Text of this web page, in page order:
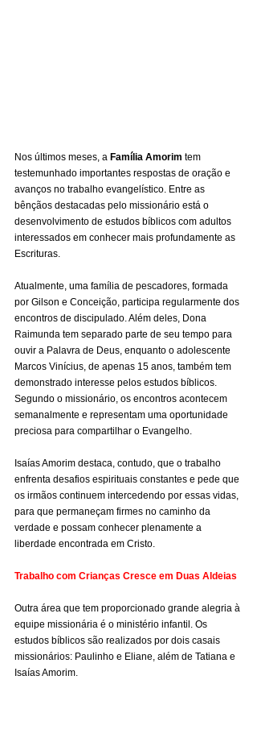
Nos últimos meses, a Família Amorim tem
testemunhado importantes respostas de oração e
avanços no trabalho evangelístico. Entre as
bênçãos destacadas pelo missionário está o
desenvolvimento de estudos bíblicos com adultos
interessados em conhecer mais profundamente as
Escrituras.
Atualmente, uma família de pescadores, formada
por Gilson e Conceição, participa regularmente dos
encontros de discipulado. Além deles, Dona
Raimunda tem separado parte de seu tempo para
ouvir a Palavra de Deus, enquanto o adolescente
Marcos Vinícius, de apenas 15 anos, também tem
demonstrado interesse pelos estudos bíblicos.
Segundo o missionário, os encontros acontecem
semanalmente e representam uma oportunidade
preciosa para compartilhar o Evangelho.
Isaías Amorim destaca, contudo, que o trabalho
enfrenta desafios espirituais constantes e pede que
os irmãos continuem intercedendo por essas vidas,
para que permaneçam firmes no caminho da
verdade e possam conhecer plenamente a
liberdade encontrada em Cristo.
Trabalho com Crianças Cresce em Duas Aldeias
Outra área que tem proporcionado grande alegria à
equipe missionária é o ministério infantil. Os
estudos bíblicos são realizados por dois casais
missionários: Paulinho e Eliane, além de Tatiana e
Isaías Amorim.